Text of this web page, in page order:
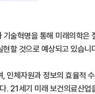
술혁명을 통해 미래의학은
할 것으로 예상되고 있습니
인체자원과 정보의 효율적
. 21세기 미래 보건의료산업